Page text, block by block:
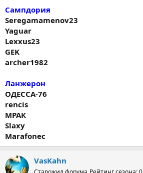
Сампдория
Seregamamenov23
Yaguar
Lexxus23
GEK
archer1982
Ланжерон
ОДЕССА-76
rencis
МРАК
Slaxy
Marafonec
VasKahn